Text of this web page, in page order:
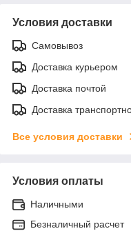
Условия доставки
Самовывоз
Доставка курьером
Доставка почтой
Доставка
Все условия доставки
Условия оплаты
Наличными
Безналичный расчет